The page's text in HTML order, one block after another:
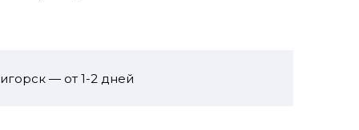
— от 1-2 дней